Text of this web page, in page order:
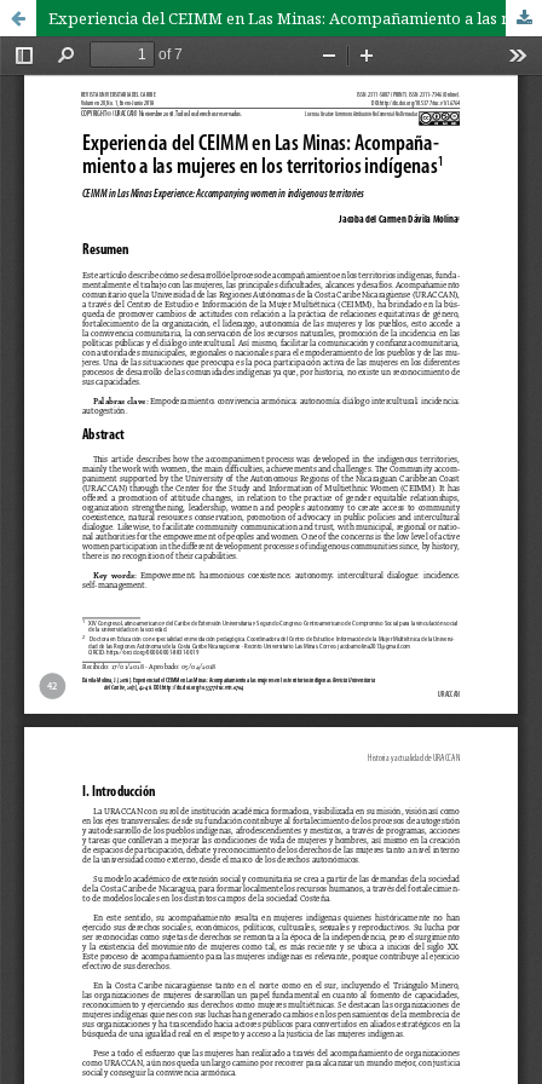
Experiencia del CEIMM en Las Minas: Acompañamiento a las mujeres en los territorios indígenas